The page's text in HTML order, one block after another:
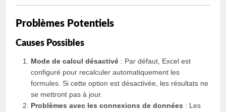
Problèmes Potentiels
Causes Possibles
Mode de calcul désactivé : Par défaut, Excel est
configuré pour recalculer automatiquement les
formules. Si cette option est désactivée, les résultats ne
se mettront pas à jour.
Problèmes avec les connexions de données : Les